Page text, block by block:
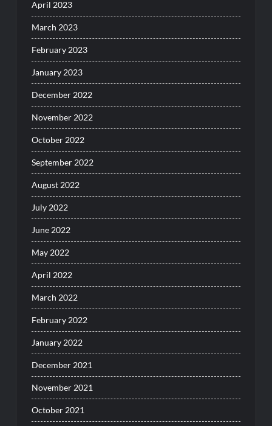
April 2023
March 2023
February 2023
January 2023
December 2022
November 2022
October 2022
September 2022
August 2022
July 2022
June 2022
May 2022
April 2022
March 2022
February 2022
January 2022
December 2021
November 2021
October 2021